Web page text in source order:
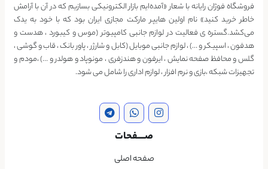
فروشگاه فوژان رایانه با شعار «آمده‌ایم بازار الکترونیکی بسازیم که در آن با آرامش
خاطر خرید کنید» نام اولین هایپر مارکت مجازی ایران بود که با خود به یدک
می‌کشد.گستره ی فعالیت در لوازم جانبی کامپیوتر (موس و کیبورد ، هدست و
هدفون ، اسپیکر و …) ، لوازم جانبی موبایل (کابل و شارژر ، پاور بانک ، قاب و گوشی ،
گلس و محافظ صفحه نمایش ، ایرفون و هندزفری ، مونوپاد و هولدر و …) ،مودم و
تجهیزات شبکه ،بازی و نرم افزار ، لوازم اداری را شامل می شود.
صــــفحات
صفحه اصلی